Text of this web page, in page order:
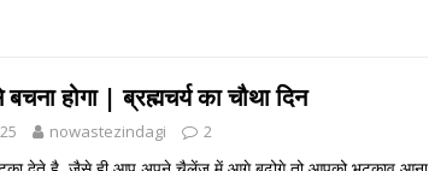
होगा | ब्रह्मचर्य का चौथा दिन
nowastezindagi 2